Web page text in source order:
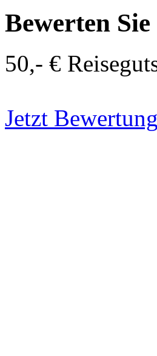
Bewerten
50,- €
Jetzt